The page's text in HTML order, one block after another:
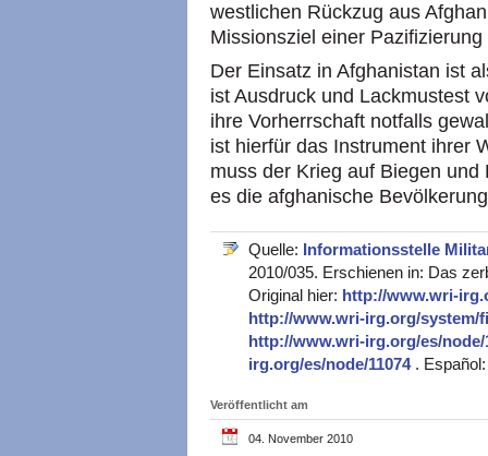
westlichen Rückzug aus
Missionsziel einer
Der Einsatz in Afghanistan ist
ist Ausdruck und Lackmustest
ihre Vorherrschaft notfalls
ist hierfür das Instrument ihrer
muss der Krieg auf Biegen
es die afghanische
Quelle: Informationsstelle
2010/035. Erschienen in: Das
Original hier: http://www.wri-
http://www.wri-irg.org/
http://www.wri-irg.org/es/node/
irg.org/es/node/11074 .
Veröffentlicht am
04. November 2010